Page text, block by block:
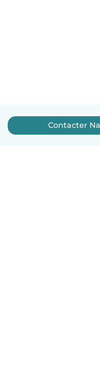
Contacter